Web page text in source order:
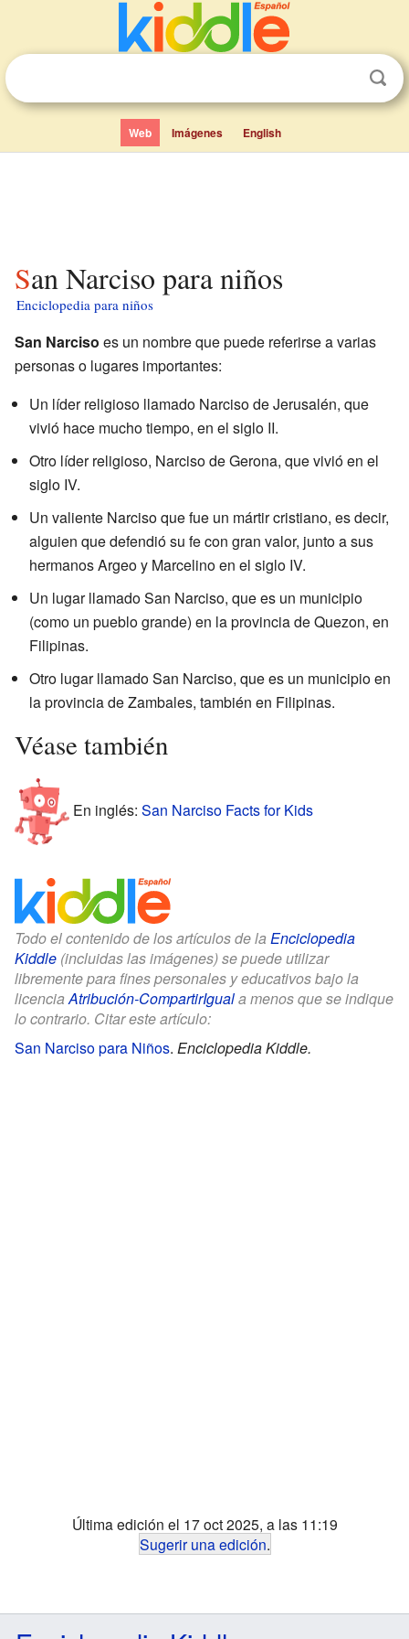
Web Imágenes English
San Narciso para niños
Enciclopedia para niños
San Narciso es un nombre que puede referirse a varias
personas o lugares importantes:
Un líder religioso llamado Narciso de Jerusalén, que
vivió hace mucho tiempo, en el siglo II.
Otro líder religioso, Narciso de Gerona, que vivió en el
siglo IV.
Un valiente Narciso que fue un mártir cristiano, es decir,
alguien que defendió su fe con gran valor, junto a sus
hermanos Argeo y Marcelino en el siglo IV.
Un lugar llamado San Narciso, que es un municipio
(como un pueblo grande) en la provincia de Quezon, en
Filipinas.
Otro lugar llamado San Narciso, que es un municipio en
la provincia de Zambales, también en Filipinas.
Véase también
En inglés: San Narciso Facts for Kids
Todo el contenido de los artículos de la Enciclopedia
Kiddle (incluidas las imágenes) se puede utilizar
libremente para fines personales y educativos bajo la
licenciaAtribución-CompartirIguala menos que se indique
lo contrario. Citar este artículo:
San Narciso para Niños. Enciclopedia Kiddle.
Última edición el 17 oct 2025, a las 11:19
Sugerir una edición.